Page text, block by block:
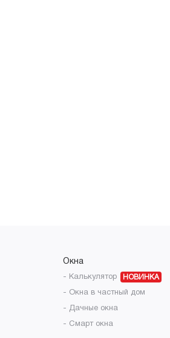
Окна
- Калькулятор НОВИНКА
- Окна в частный дом
- Дачные окна
- Смарт окна